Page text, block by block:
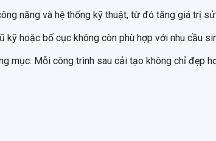
năng và hệ thống kỹ thuật, từ đó tăng giá trị
hoặc bố cục không còn phù hợp với nhu cầu
mục. Mỗi công trình sau cải tạo không chỉ đẹp